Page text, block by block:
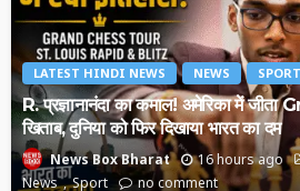
LATEST HINDI NEWS NEWS SPORT
R. प्रज्ञानानंदा का कमाल! अमेरिका में
खिताब, दुनिया को फिर दिखाया भारत का दम
News Box Bharat 16 hours ago
News
Sport no comment